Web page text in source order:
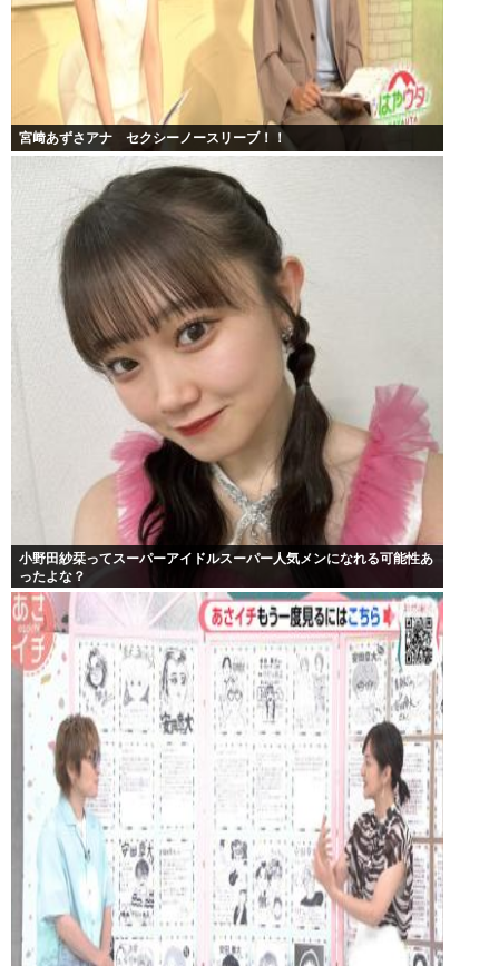
宮﨑あずさアナ セクシーノースリーブ！！
小野田紗栞ってスーパーアイドルスーパー人気メンになれる可能性あ
ったよな？